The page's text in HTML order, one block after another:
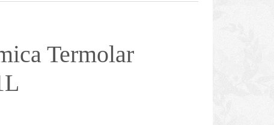
Termolar